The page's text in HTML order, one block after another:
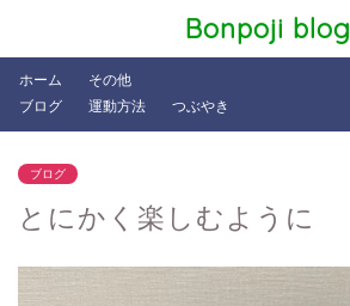
Bonpoji blog
ホーム
ブログ
その他
運動方法
つぶやき
ブログ
とにかく楽しむように